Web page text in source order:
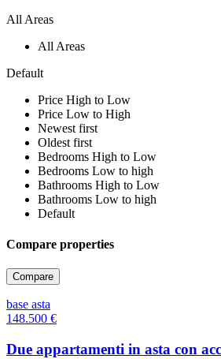
All Areas
All Areas
Default
Price High to Low
Price Low to High
Newest first
Oldest first
Bedrooms High to Low
Bedrooms Low to high
Bathrooms High to Low
Bathrooms Low to high
Default
Compare properties
Compare
base asta
148.500 €
Due appartamenti in asta con